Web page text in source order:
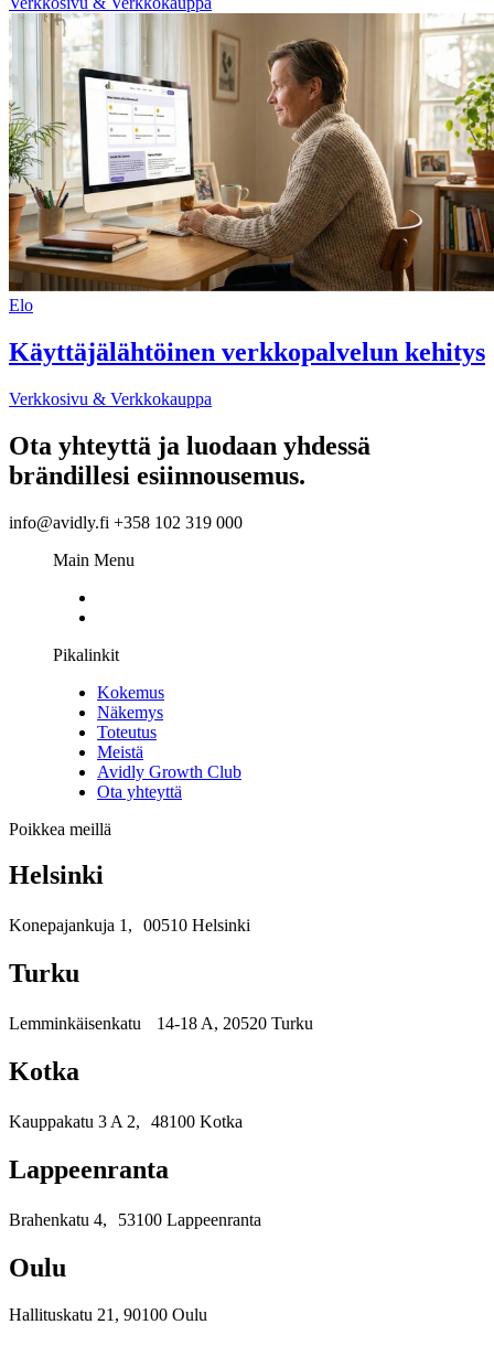
Elo
Käyttäjälähtöinen verkkopalvelun kehitys
Verkkosivu & Verkkokauppa
Ota yhteyttä ja luodaan yhdessä
brändillesi esiinnousemus.
info@avidly.fi +358 102 319 000
Main Menu
Pikalinkit
Kokemus
Näkemys
Toteutus
Meistä
Avidly Growth Club
Ota yhteyttä
Poikkea meillä
Helsinki
Konepajankuja 1, 00510 Helsinki
Turku
Lemminkäisenkatu 14-18 A, 20520 Turku
Kotka
Kauppakatu 3 A 2, 48100 Kotka
Lappeenranta
Brahenkatu 4, 53100 Lappeenranta
Oulu
Hallituskatu 21, 90100 Oulu